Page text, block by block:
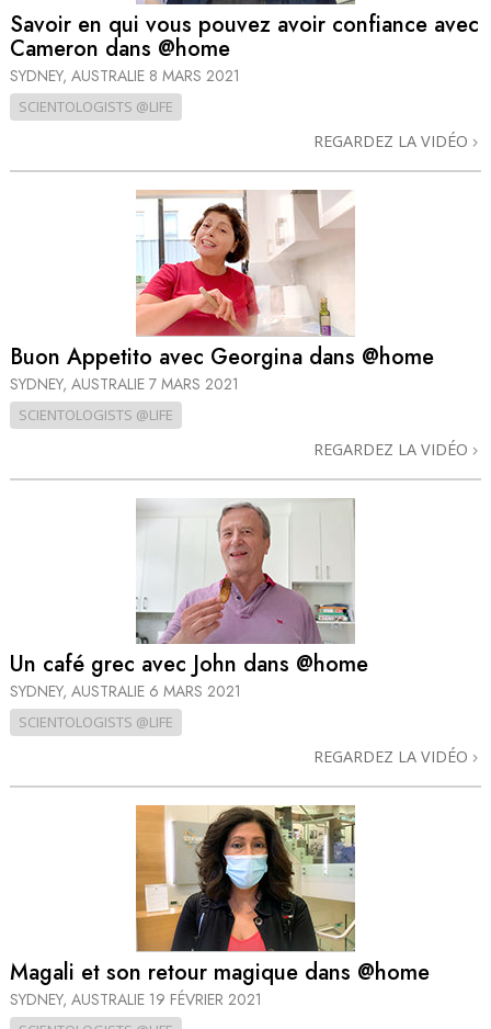
Savoir en qui vous pouvez avoir confiance avec
Cameron dans @home
SYDNEY, AUSTRALIE 8 MARS 2021
SCIENTOLOGISTS @LIFE
REGARDEZ LA VIDÉO
Buon Appetito avec Georgina dans @home
SYDNEY, AUSTRALIE 7 MARS 2021
SCIENTOLOGISTS @LIFE
REGARDEZ LA VIDÉO
Un café grec avec John dans @home
SYDNEY, AUSTRALIE 6 MARS 2021
SCIENTOLOGISTS @LIFE
REGARDEZ LA VIDÉO
Magali et son retour magique dans @home
SYDNEY, AUSTRALIE 19 FÉVRIER 2021